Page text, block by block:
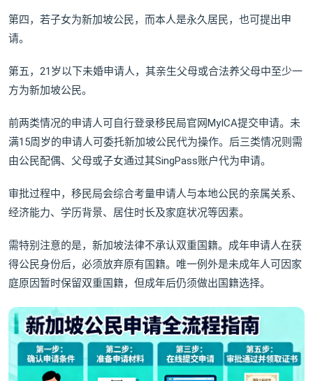
第四，若子女为新加坡公民，而本人是永久居民，也可提出申
请。
第五，21岁以下未婚申请人，其亲生父母或合法养父母中至少一
方为新加坡公民。
前两类情况的申请人可自行登录移民局官网MyICA提交申请。未
满15周岁的申请人可委托新加坡公民代为操作。后三类情况则需
由公民配偶、父母或子女通过其SingPass账户代为申请。
审批过程中，移民局会综合考量申请人与本地公民的亲属关系、
经济能力、学历背景、居住时长及家庭状况等因素。
需特别注意的是，新加坡法律不承认双重国籍。成年申请人在获
得公民身份后，必须放弃原有国籍。唯一例外是未成年人可因家
庭原因暂时保留双重国籍，但成年后仍须做出国籍选择。